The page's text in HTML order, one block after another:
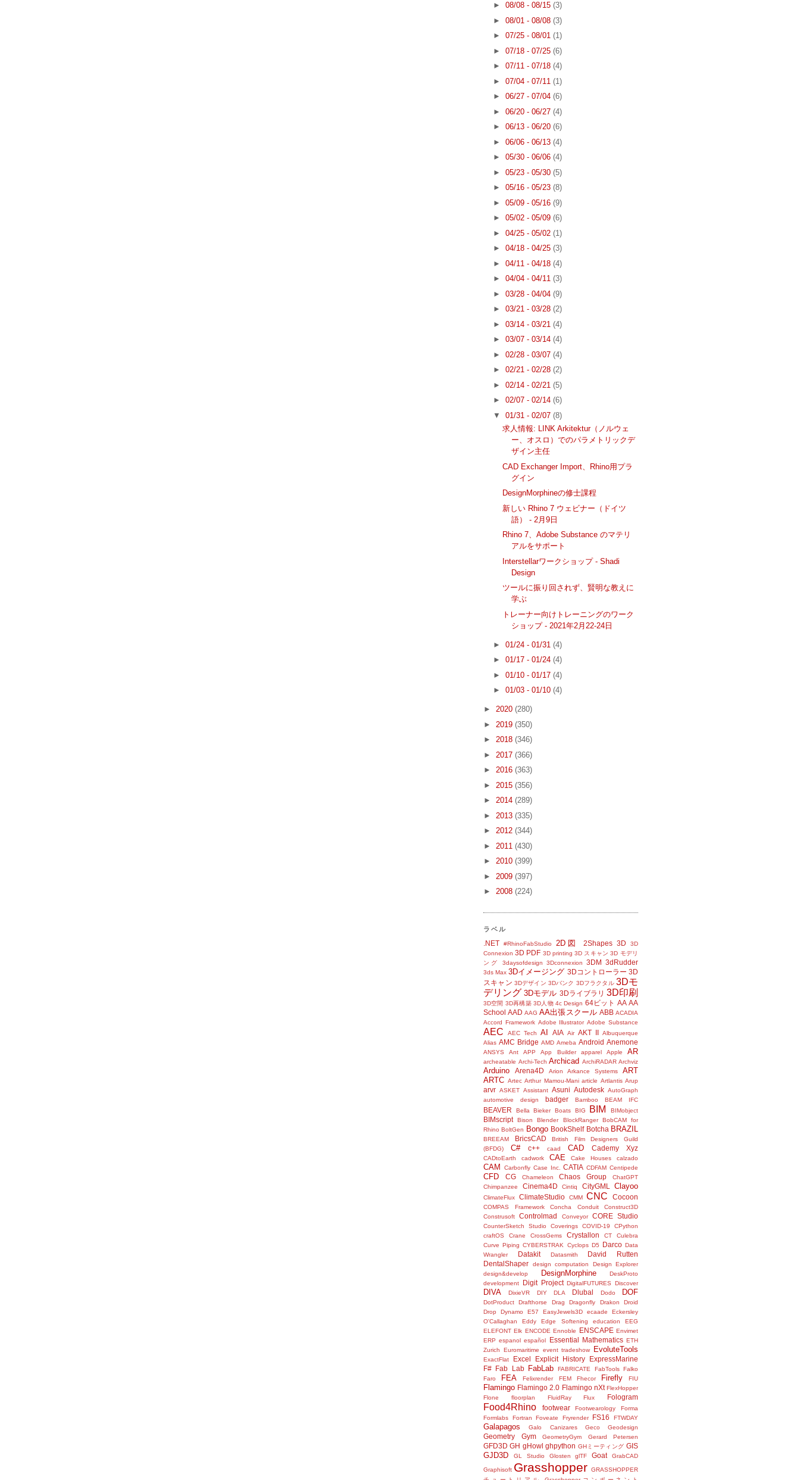
► 08/08 - 08/15 (3)
► 08/01 - 08/08 (3)
► 07/25 - 08/01 (1)
► 07/18 - 07/25 (6)
► 07/11 - 07/18 (4)
► 07/04 - 07/11 (1)
► 06/27 - 07/04 (6)
► 06/20 - 06/27 (4)
► 06/13 - 06/20 (6)
► 06/06 - 06/13 (4)
► 05/30 - 06/06 (4)
► 05/23 - 05/30 (5)
► 05/16 - 05/23 (8)
► 05/09 - 05/16 (9)
► 05/02 - 05/09 (6)
► 04/25 - 05/02 (1)
► 04/18 - 04/25 (3)
► 04/11 - 04/18 (4)
► 04/04 - 04/11 (3)
► 03/28 - 04/04 (9)
► 03/21 - 03/28 (2)
► 03/14 - 03/21 (4)
► 03/07 - 03/14 (4)
► 02/28 - 03/07 (4)
► 02/21 - 02/28 (2)
► 02/14 - 02/21 (5)
► 02/07 - 02/14 (6)
▼ 01/31 - 02/07 (8)
求人情報: LINK Arkitektur（ノルウェ
ー、オスロ）でのパラメトリックデ
ザイン主任
CAD Exchanger Import、Rhino用プラ
グイン
DesignMorphineの修士課程
新しい Rhino 7 ウェビナー（ドイツ
語） - 2月9日
Rhino 7、Adobe Substance のマテリ
アルをサポート
Interstellarワークショップ - Shadi
Design
ツールに振り回されず、賢明な教えに
学ぶ
トレーナー向けトレーニングのワーク
ショップ - 2021年2月22-24日
► 01/24 - 01/31 (4)
► 01/17 - 01/24 (4)
► 01/10 - 01/17 (4)
► 01/03 - 01/10 (4)
► 2020 (280)
► 2019 (350)
► 2018 (346)
► 2017 (366)
► 2016 (363)
► 2015 (356)
► 2014 (289)
► 2013 (335)
► 2012 (344)
► 2011 (430)
► 2010 (399)
► 2009 (397)
► 2008 (224)
ラベル
.NET #RhinoFabStudio 2D図 2Shapes 3D
3D
Connexion 3D PDF 3D printing 3D スキャン 3D モデリ
ング
3daysofdesign 3Dconnexion 3DM 3dRudder
3ds Max 3Dイメージング 3Dコントローラー 3D
スキャン 3Dデザイン 3Dバンク 3Dフラクタル 3Dモ
デリング 3Dモデル 3Dライブラリ 3D印刷
3D空間 3D再構築 3D人物 4c Design 64ビット AA AA
School AAD AAG AA出張スクール ABB ACADIA
Accord Framework Adobe Illustrator Adobe Substance
AEC AEC Tech AI AIA Air AKT II Albuquerque
Alias AMC Bridge AMD Ameba Android Anemone
ANSYS Ant APP App Builder apparel Apple AR
archeatable Archi-Tech Archicad ArchiRADAR Archviz
Arduino Arena4D Arion Arkance Systems
ART
ARTC Artec Arthur Mamou-Mani article Artlantis Arup
arvr ASKET Assistant Asuni Autodesk AutoGraph
automotive design
badger Bamboo BEAM IFC
BEAVER Bella Bieker Boats BIG BIM BIMobject
BIMscript Bison Blender BlockRanger
BobCAM for
Rhino BoltGen Bongo BookShelf Botcha BRAZIL
BREEAM BricsCAD
British Film Designers Guild
(BFDG)
C# c++ caad CAD Cademy Xyz
CADtoEarth cadwork CAE Cake Houses calzado
CAM Carbonfly Case Inc. CATIA CDFAM Centipede
CFD CG Chameleon Chaos Group
ChatGPT
Chimpanzee
Cinema4D Cintiq CityGML Clayoo
ClimateFlux ClimateStudio CMM CNC Cocoon
COMPAS Framework Concha Conduit
Construct3D
Construsoft
Controlmad Conveyor CORE Studio
CounterSketch Studio Coverings COVID-19
CPython
craftOS
Crane CrossGems Crystallon CT
Culebra
Curve Piping CYBERSTRAK Cyclops D5 Darco Data
Wrangler
Datakit Datasmith
David Rutten
DentalShaper
design computation
Design Explorer
design&develop
DesignMorphine
DeskProto
development
Digit Project DigitalFUTURES Discover
DIVA DixieVR DIY DLA Dlubal Dodo DOF
DotProduct Drafthorse Drag Dragonfly Drakon
Droid
Drop
Dynamo E57 EasyJewels3D ecaade
Eckersley
O'Callaghan
Eddy Edge Softening education
EEG
ELEFONT Elk ENCODE Ennoble ENSCAPE Envimet
ERP espanol español Essential Mathematics ETH
Zurich
Euromaritime event tradeshow EvoluteTools
ExactFlat Excel Explicit History
ExpressMarine
F# Fab Lab FabLab FABRICATE FabTools Falko
Faro
FEA Felixrender FEM Fhecor Firefly FIU
Flamingo Flamingo 2.0 Flamingo nXt FlexHopper
Flone
floorplan FluidRay Flux Fologram
Food4Rhino footwear Footwearology
Forma
Formlabs
Fortran Foveate Fryrender FS16 FTWDAY
Galapagos Galo Canizares Geco Geodesign
Geometry Gym GeometryGym Gerard Petersen
GFD3D GH gHowl ghpython GHミーティング GIS
GJD3D GL Studio Glosten glTF Goat GrabCAD
Graphisoft Grasshopper GRASSHOPPER